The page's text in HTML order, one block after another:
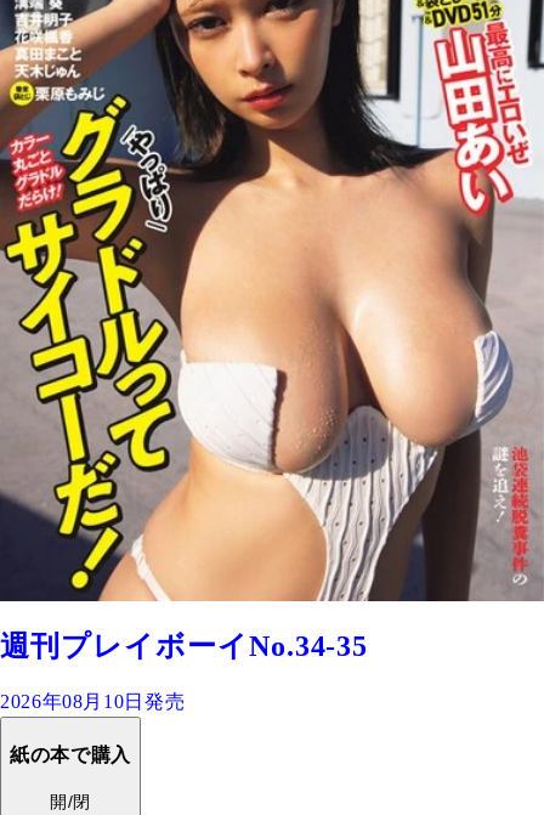
週刊プレイボーイNo.34-35
2026年08月10日発売
紙の本で購入
開/閉